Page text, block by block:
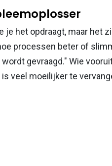
je het opdraagt, maar het
processen beter of
gevraagd." Wie
veel moeilijker te